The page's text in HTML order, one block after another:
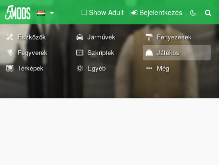
Show Adult Bejelentkezés
Eszközök Járművek
Fényezések
Fegyverek
Szkriptek
Játékos
Térképek
Egyéb Még